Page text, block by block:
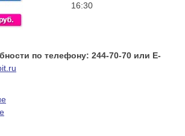
16:30
по телефону: 244-70-70 или E-